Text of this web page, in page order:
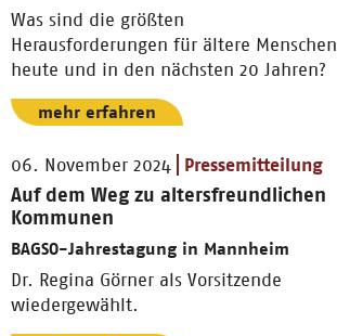
Was sind die größten
Herausforderungen für ältere Menschen
heute und in den nächsten 20 Jahren?
mehr erfahren
06. November 2024 Pressemitteilung
Auf dem Weg zu altersfreundlichen
Kommunen
BAGSO-Jahrestagung in Mannheim
Dr. Regina Görner als Vorsitzende
wiedergewählt.